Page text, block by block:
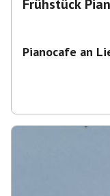
Frühstück
Pianocafe an